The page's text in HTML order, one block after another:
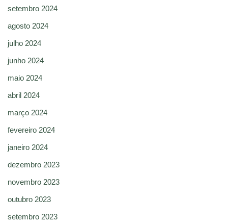
setembro 2024
agosto 2024
julho 2024
junho 2024
maio 2024
abril 2024
março 2024
fevereiro 2024
janeiro 2024
dezembro 2023
novembro 2023
outubro 2023
setembro 2023